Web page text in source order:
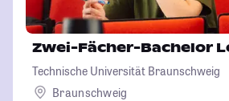
Zwei-Fächer-Bachelor
Technische Universität Braunschweig
Braunschweig